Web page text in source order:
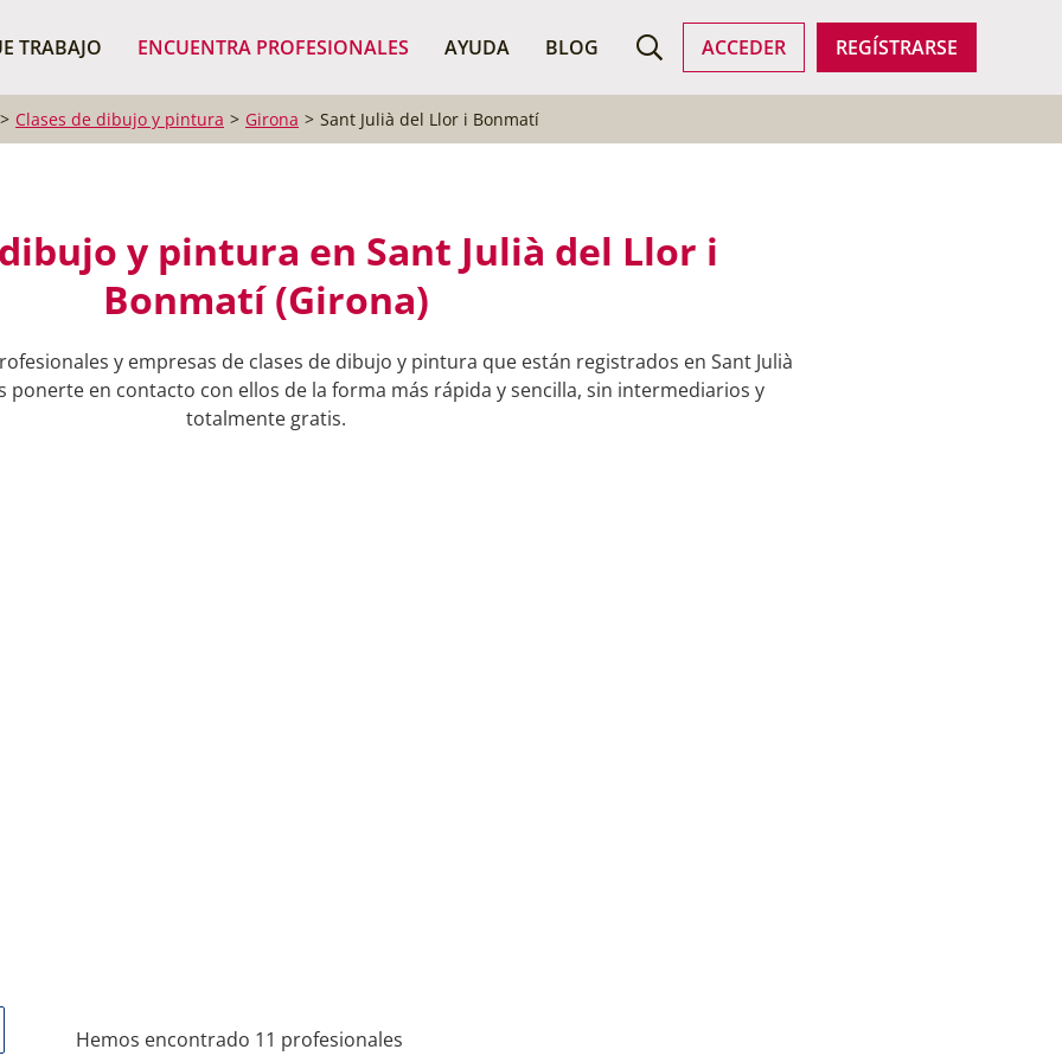
TRABAJO ENCUENTRA PROFESIONALES AYUDA BLOG ACCEDER REGÍSTRARSE
BUSCAR PROFESIONALES
Clases de dibujo y pintura Girona Sant Julià del Llor i Bonmatí
y pintura en Sant Julià del Llor i
Bonmatí (Girona)
y empresas de clases de dibujo y pintura que están registrados en Sant Julià
ponerte en contacto con ellos de la forma más rápida y sencilla, sin intermediarios y
totalmente gratis.
Hemos encontrado 11 profesionales